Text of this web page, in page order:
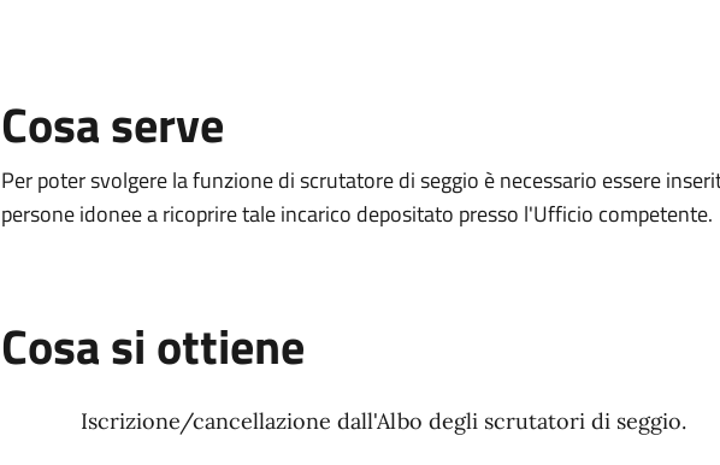
Cosa serve
Per poter svolgere la funzione di scrutatore di seggio è necessario essere
persone idonee a ricoprire tale incarico depositato presso l'Ufficio competente.
Cosa si ottiene
Iscrizione/cancellazione dall'Albo degli scrutatori di seggio.